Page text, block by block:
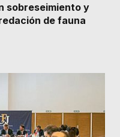
sobreseimiento y
de fauna